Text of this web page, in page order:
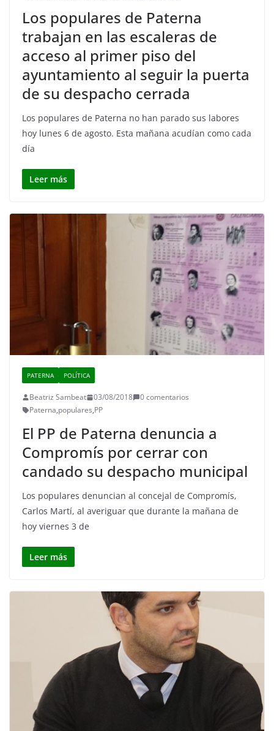
Los populares de Paterna
trabajan en las escaleras de
acceso al primer piso del
ayuntamiento al seguir la puerta
de su despacho cerrada
Los populares de Paterna no han parado sus labores
hoy lunes 6 de agosto. Esta mañana acudían como cada
día
Leer más
PATERNA POLÍTICA
Beatriz Sambeat 03/08/2018
0 comentarios
Paterna,populares,PP
El PP de Paterna denuncia a
Compromís por cerrar con
candado su despacho municipal
Los populares denuncian al concejal de Compromís,
Carlos Martí, al averiguar que durante la mañana de
hoy viernes 3 de
Leer más